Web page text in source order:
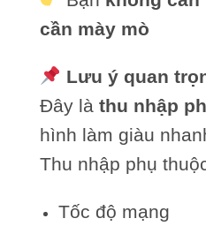
cần mày mò
Lưu ý quan
Đây là thu nhập
hình làm giàu
Thu nhập phụ
Tốc độ mạng